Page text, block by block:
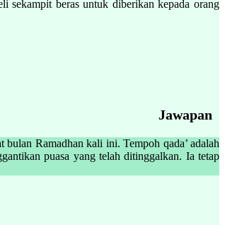
sekampit beras untuk diberikan kepada orang
Jawapan
bulan Ramadhan kali ini. Tempoh qada’ adalah
puasa yang telah ditinggalkan. Ia tetap